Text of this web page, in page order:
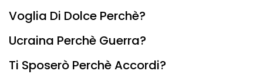
Voglia Di Dolce Perchè?
Ucraina Perchè Guerra?
Ti Sposerò Perchè Accordi?